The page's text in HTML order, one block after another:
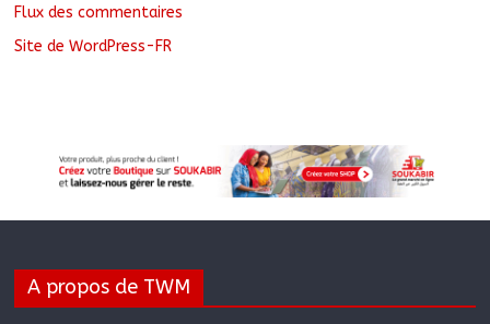
Flux des commentaires
Site de WordPress-FR
A propos de TWM